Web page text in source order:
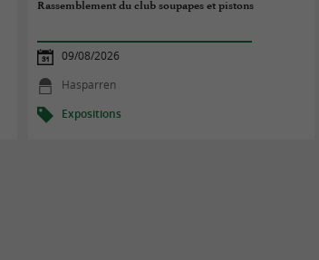
Rassemblement du club soupapes et pistons
09/08/2026
Hasparren
Expositions